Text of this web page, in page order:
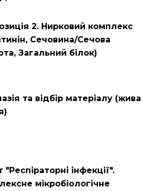
2. Нирковий комплекс
Сечовина/Сечова
Загальний білок)
та відбір матеріалу (жива
"Респіраторні інфекції".
мікробіологічне